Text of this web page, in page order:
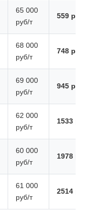
65 000
руб/т
559 руб/м²
68 000
руб/т
748 руб/м²
69 000
руб/т
945 руб/м²
62 000
руб/т
1533 руб/м²
60 000
руб/т
1978 руб/м²
61 000
руб/т
2514 руб/м²